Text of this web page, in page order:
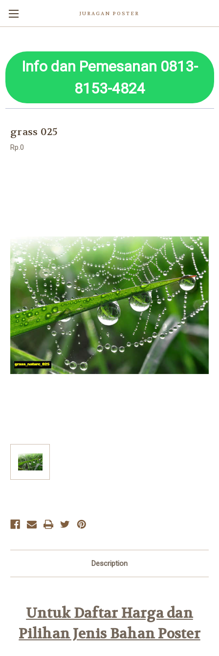
JURAGAN POSTER
Info dan Pemesanan 0813-
8153-4824
grass 025
Rp.0
Description
Untuk Daftar Harga dan
Pilihan Jenis Bahan Poster